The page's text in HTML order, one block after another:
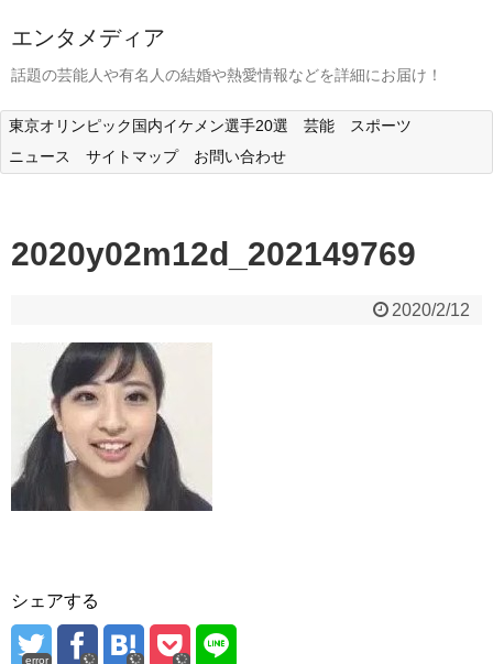
エンタメディア
話題の芸能人や有名人の結婚や熱愛情報などを詳細にお届け！
東京オリンピック国内イケメン選手20選 芸能
スポーツ
ニュース
サイトマップ お問い合わせ
2020y02m12d_202149769
2020/2/12
シェアする
error